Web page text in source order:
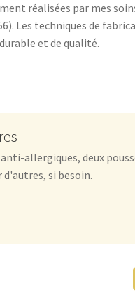
réalisées par mes
Les techniques de
et de qualité.
allergiques, deux
d'autres, si besoin.